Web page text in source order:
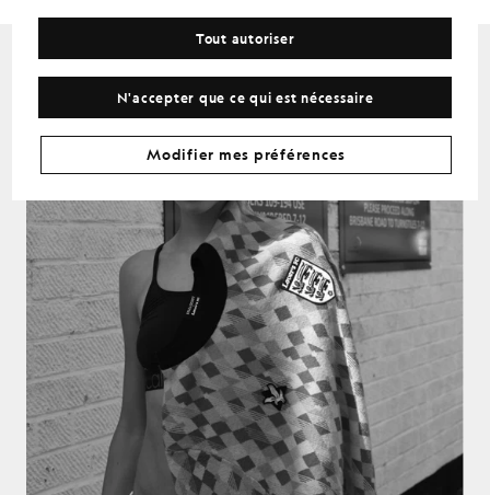
DROP 1
N'accepter que ce qui est nécessaire
Tout autoriser
Modifier mes préférences